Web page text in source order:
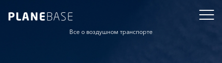
Все о воздушном транспорте